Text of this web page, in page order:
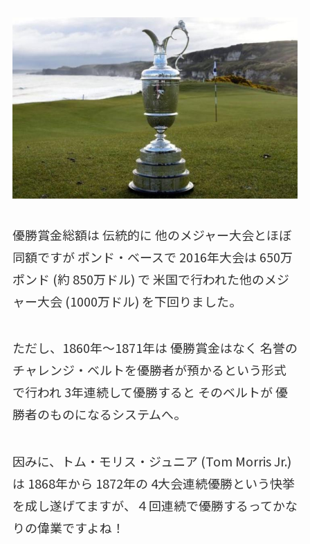
優勝賞金総額は 伝統的に 他のメジャー大会とほぼ
同額ですが ポンド・ベースで 2016年大会は 650万
ポンド (約 850万ドル) で 米国で行われた他のメジ
ャー大会 (1000万ドル) を下回りました。
ただし、1860年～1871年は 優勝賞金はなく 名誉の
チャレンジ・ベルトを優勝者が預かるという形式
で行われ 3年連続して優勝すると そのベルトが 優
勝者のものになるシステムへ。
因みに、トム・モリス・ジュニア (Tom Morris Jr.)
は 1868年から 1872年の 4大会連続優勝という快挙
を成し遂げてますが、４回連続で優勝するってかな
りの偉業ですよね！